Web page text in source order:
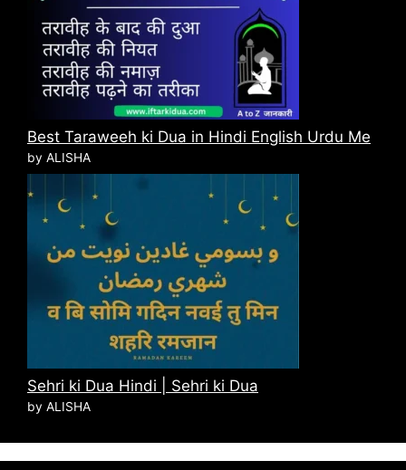
Best Taraweeh ki Dua in Hindi English Urdu Me
by ALISHA
Sehri ki Dua Hindi | Sehri ki Dua
by ALISHA